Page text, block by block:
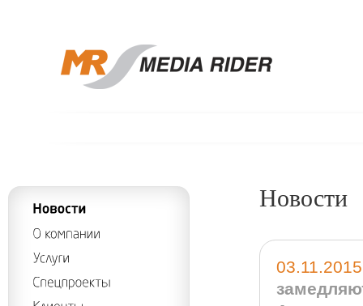
Новости
03.11.2015